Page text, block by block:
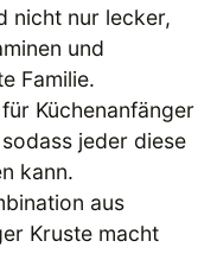
nicht nur lecker,
und
Familie.
Küchenanfänger
jeder diese
kann.
aus
Kruste macht